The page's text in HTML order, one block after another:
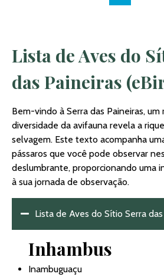
Lista de Aves do
das Paineiras
Bem-vindo à Serra das Paineiras,
diversidade da avifauna revela a
selvagem. Este texto acompanha
pássaros que você pode observar
deslumbrante, proporcionando uma
à sua jornada de observação.
Lista de Aves do Sítio Serra
Inhambus
Inambuguaçu